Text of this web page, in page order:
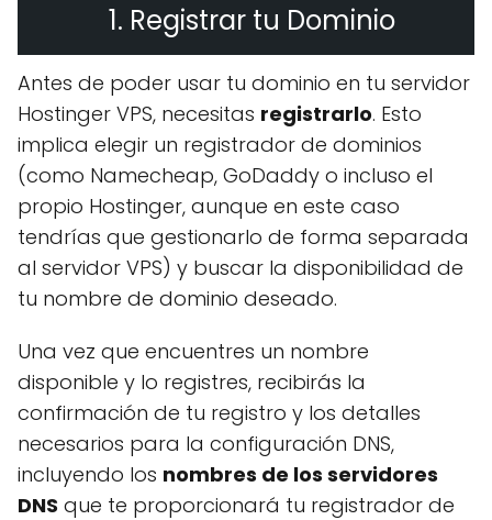
1. Registrar tu Dominio
Antes de poder usar tu dominio en tu servidor
Hostinger VPS, necesitas registrarlo. Esto
implica elegir un registrador de dominios
(como Namecheap, GoDaddy o incluso el
propio Hostinger, aunque en este caso
tendrías que gestionarlo de forma separada
al servidor VPS) y buscar la disponibilidad de
tu nombre de dominio deseado.
Una vez que encuentres un nombre
disponible y lo registres, recibirás la
confirmación de tu registro y los detalles
necesarios para la configuración DNS,
incluyendo los nombres de los servidores
DNS que te proporcionará tu registrador de